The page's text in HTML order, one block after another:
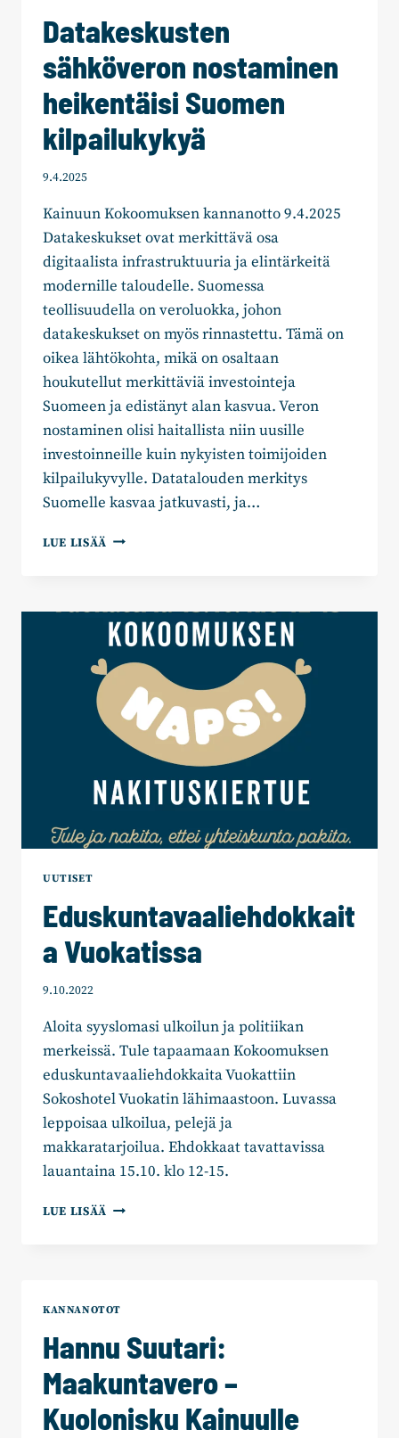
Datakeskusten
sähköveron nostaminen
heikentäisi Suomen
kilpailukykyä
9.4.2025
Kainuun Kokoomuksen kannanotto 9.4.2025
Datakeskukset ovat merkittävä osa
digitaalista infrastruktuuria ja elintärkeitä
modernille taloudelle. Suomessa
teollisuudella on veroluokka, johon
datakeskukset on myös rinnastettu. Tämä on
oikea lähtökohta, mikä on osaltaan
houkutellut merkittäviä investointeja
Suomeen ja edistänyt alan kasvua. Veron
nostaminen olisi haitallista niin uusille
investoinneille kuin nykyisten toimijoiden
kilpailukyvylle. Datatalouden merkitys
Suomelle kasvaa jatkuvasti, ja…
LUE LISÄÄ DATAKESKUSTEN
SUOMEN
KILPAILUKYKYÄ
UUTISET
Eduskuntavaaliehdokkait
a Vuokatissa
9.10.2022
Aloita syyslomasi ulkoilun ja politiikan
merkeissä. Tule tapaamaan Kokoomuksen
eduskuntavaaliehdokkaita Vuokattiin
Sokoshotel Vuokatin lähimaastoon. Luvassa
leppoisaa ulkoilua, pelejä ja
makkaratarjoilua. Ehdokkaat tavattavissa
lauantaina 15.10. klo 12-15.
LUE LISÄÄ EDUSKUNTAVAALIEHDOKKAITA
KANNANOTOT
Hannu Suutari:
Maakuntavero –
Kuolonisku Kainuulle